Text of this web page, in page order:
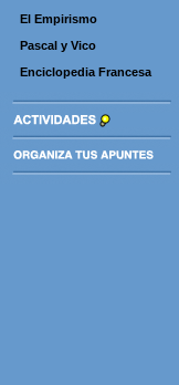
El Empirismo
Pascal y Vico
Enciclopedia Francesa